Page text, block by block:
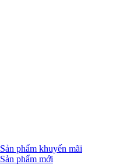
Sản phẩm khuyến mãi
Sản phẩm mới